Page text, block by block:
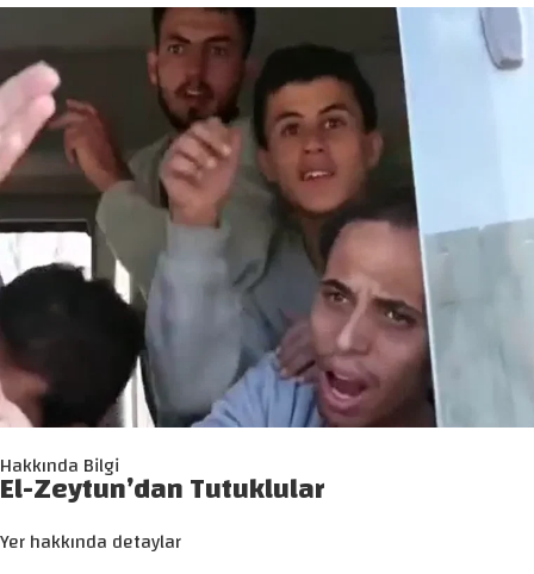
Hakkında Bilgi
El-Zeytun’dan Tutuklular
Yer hakkında detaylar